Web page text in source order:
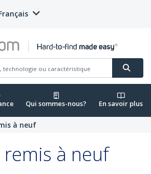
Qui sommes-nous? En savoir plus
à neuf
à neuf